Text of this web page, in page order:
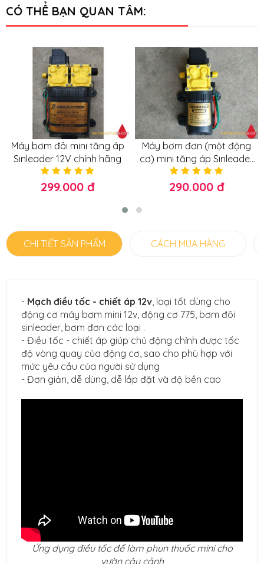
CÓ THỂ BẠN QUAN TÂM:
Máy bơm đôi mini tăng áp
Sinleader 12V chính hãng
299.000 đ
Máy bơm đơn (một động
cơ) mini tăng áp Sinleader
12V chính hãng lõi đồng
100%
290.000 đ
CHI TIẾT SẢN PHẨM CÁCH MUA HÀNG
- Mạch điều tốc - chiết áp 12v, loại tốt dùng cho
động cơ máy bơm mini 12v, động cơ 775, bơm đôi
sinleader, bơm đơn các loại .
- Điều tốc - chiết áp giúp chủ động chỉnh được tốc
độ vòng quay của động cơ, sao cho phù hợp với
mức yêu cầu của người sử dụng
- Đơn giản, dễ dùng, dễ lắp đặt và độ bền cao
Ứng dụng điều tốc để làm phun thuốc mini cho
vườn cây cảnh